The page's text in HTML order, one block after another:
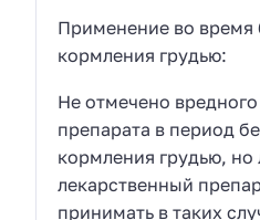
Применение во время
кормления грудью:
Не отмечено
препарата в период
кормления грудью, но
лекарственный
принимать в таких